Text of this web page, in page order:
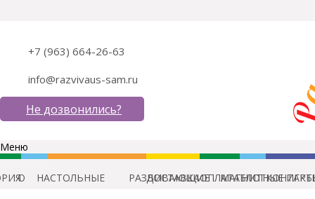
+7 (963) 664-26-63
info@razvivaus-sam.ru
Не дозвонились?
Меню
О НАСТОЛЬНЫЕ РАЗВИВАЮЩИЕ МАГНИТНЫЕ ИГРЫ
ДОСТАВКАОПЛАТАБЛОГ